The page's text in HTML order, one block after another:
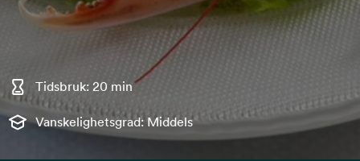
Tidsbruk: 20 min
Vanskelighetsgrad: Middels